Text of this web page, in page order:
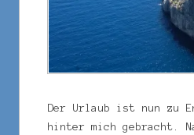
Der Urlaub ist nun zu
hinter mich gebracht.